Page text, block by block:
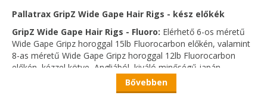
Pallatrax GripZ Wide Gape Hair Rigs - kész előkék
GripZ Wide Gape Hair Rigs - Fluoro: Elérhető 6-os méretű
Wide Gape Gripz horoggal 15lb Fluorocarbon előkén, valamint
8-as méretű Wide Gape Gripz horoggal 12lb Fluorocarbon
előkén, kézzel kötve, Angliából, kiváló minőségű japán
Fluorocarbon előkezsinóron, amely egy 8-as méretű
forgókapocsban végződik.A Fluorocarbon szerelékek
Bővebben